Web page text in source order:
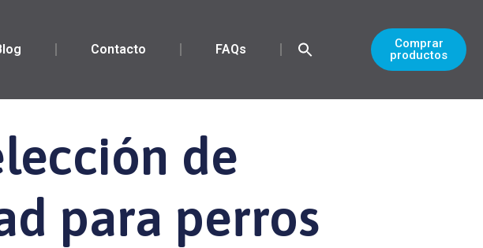
Contacto FAQs
Comprar
productos
de
para perros